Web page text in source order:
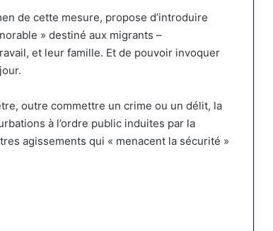
de cette mesure, propose d’introduire
» destiné aux migrants –
et leur famille. Et de pouvoir invoquer
outre commettre un crime ou un délit, la
à l’ordre public induites par la
agissements qui « menacent la sécurité »